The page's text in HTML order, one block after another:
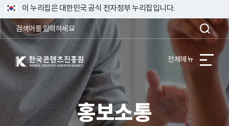
이 누리집은 대한민국 공식 전자정부 누리집입니다.
한국콘텐츠진흥원 KOREA CREATIVE CONTENT AGENCY 전체메뉴
홍보소통